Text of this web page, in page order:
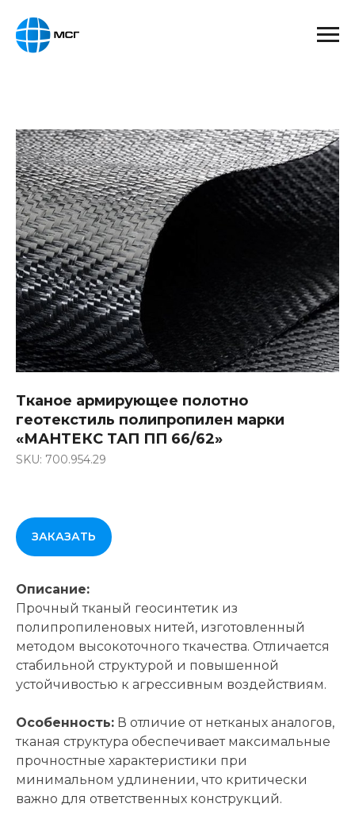
Тканое армирующее полотно
геотекстиль полипропилен марки
«МАНТЕКС ТАП ПП 66/62»
SKU: 700.954.29
ЗАКАЗАТЬ
Описание:
Прочный тканый геосинтетик из
полипропиленовых нитей, изготовленный
методом высокоточного ткачества. Отличается
стабильной структурой и повышенной
устойчивостью к агрессивным воздействиям.
Особенность: В отличие от нетканых аналогов,
тканая структура обеспечивает максимальные
прочностные характеристики при
минимальном удлинении, что критически
важно для ответственных конструкций.